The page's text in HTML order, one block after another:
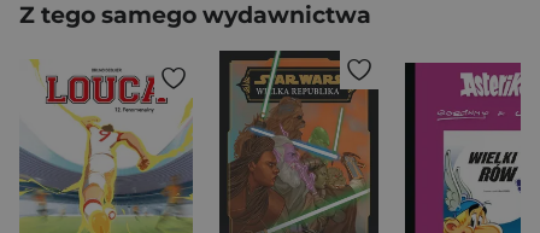
Z tego samego wydawnictwa